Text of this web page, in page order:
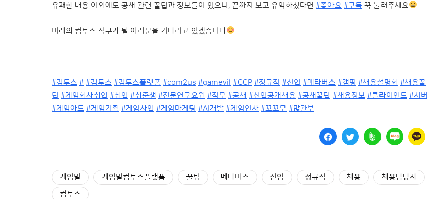
유쾌한 내용 이외에도 공채 관련 꿀팁과 정보들이 있으니, 끝까지 보고 유익하셨다면 #좋아요 #구독 꾹 눌러주세요
미래의 컴투스 식구가 될 여러분을 기다리고 있겠습니다
#컴투스 # #컴투스 #컴투스플랫폼 #com2us #gamevil #GCP #정규직 #신입 #메타버스 #캠핑 #채용설명회 #채용꿀
팁 #게임회사취업 #취업 #취준생 #전문연구요원 #직무 #공채 #신입공개채용 #공채꿀팁 #채용정보 #클라이언트 #서버
#게임아트 #게임기획 #게임사업 #게임마케팅 #AI개발 #게임인사 #꼬꼬무 #많관부
게임빌 게임빌컴투스플랫폼 꿀팁 메타버스 신입 정규직 채용
채용담당자
컴투스